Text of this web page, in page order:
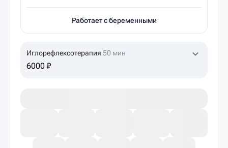
Работает с беременными
Иглорефлексотерапия 50 мин
6000 ₽